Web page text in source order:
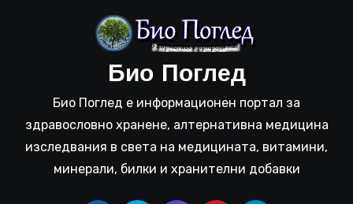
Био Поглед
Био Поглед е информационен портал за
здравословно хранене, алтернативна медицина
изследвания в света на медицината, витамини,
минерали, билки и хранителни добавки